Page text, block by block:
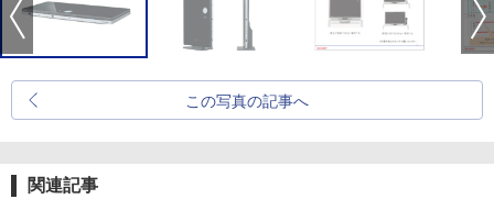
この写真の記事へ
関連記事